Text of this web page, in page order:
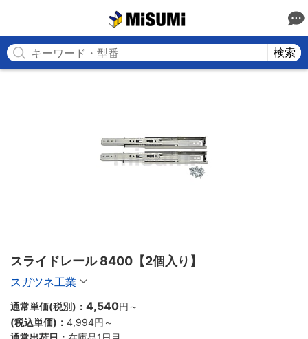
検索
スライドレール 8400【2個入り】
スガツネ工業
通常単価(税別)： 4,540円 ～
(税込単価)： 4,994円 ～